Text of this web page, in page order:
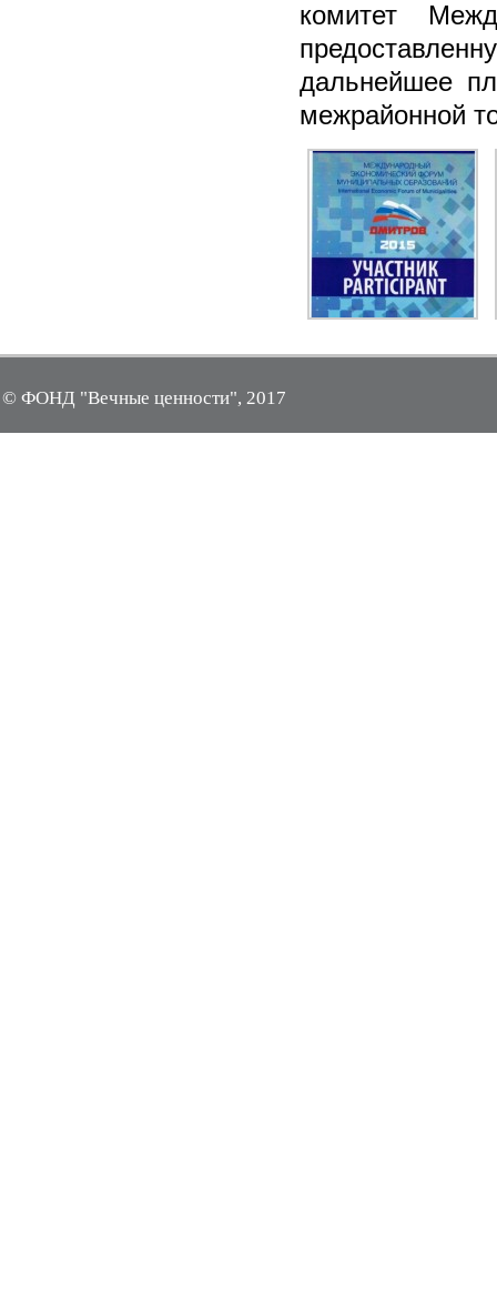
комитет
дальнейшее
межрайонной
© ФОНД "Вечные ценности", 2017